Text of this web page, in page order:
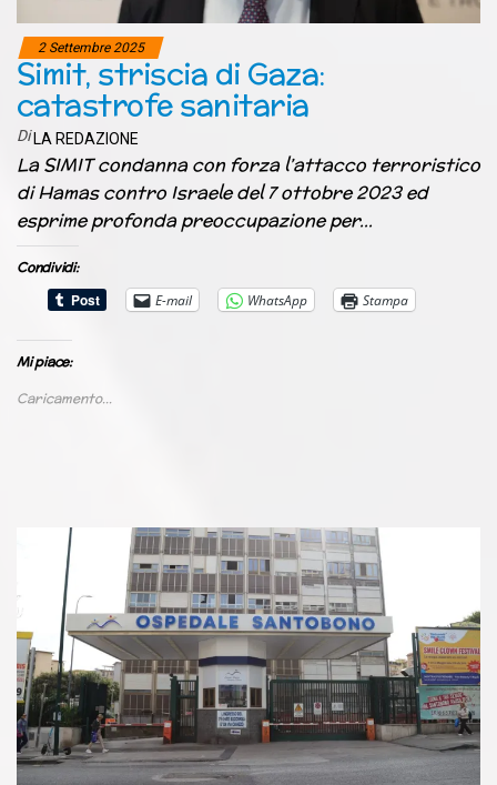
2 Settembre 2025
Simit, striscia di Gaza:
catastrofe sanitaria
Di LA REDAZIONE
La SIMIT condanna con forza l’attacco terroristico
di Hamas contro Israele del 7 ottobre 2023 ed
esprime profonda preoccupazione per…
Condividi:
E-mail
WhatsApp Stampa
Mi piace:
Caricamento...